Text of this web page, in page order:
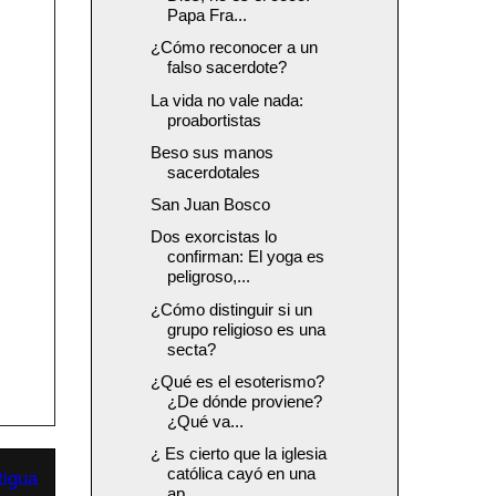
Papa Fra...
¿Cómo reconocer a un
falso sacerdote?
La vida no vale nada:
proabortistas
Beso sus manos
sacerdotales
San Juan Bosco
Dos exorcistas lo
confirman: El yoga es
peligroso,...
¿Cómo distinguir si un
grupo religioso es una
secta?
¿Qué es el esoterismo?
¿De dónde proviene?
¿Qué va...
¿ Es cierto que la iglesia
católica cayó en una